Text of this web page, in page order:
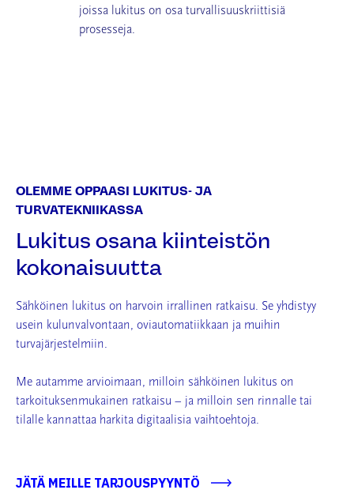
joissa lukitus on osa turvallisuuskriittisiä
prosesseja.
OLEMME OPPAASI LUKITUS- JA
TURVATEKNIIKASSA
Lukitus osana kiinteistön
kokonaisuutta
Sähköinen lukitus on harvoin irrallinen ratkaisu. Se yhdistyy
usein kulunvalvontaan, oviautomatiikkaan ja muihin
turvajärjestelmiin.
Me autamme arvioimaan, milloin sähköinen lukitus on
tarkoituksenmukainen ratkaisu – ja milloin sen rinnalle tai
tilalle kannattaa harkita digitaalisia vaihtoehtoja.
JÄTÄ MEILLE TARJOUSPYYNTÖ